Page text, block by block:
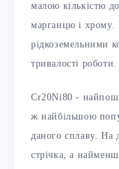
малою кількістю
марганцю і
рідкоземельними
тривалості роботи.
Cr20Ni80 -
ж найбільшою
даного сплаву. На
стрічка, а